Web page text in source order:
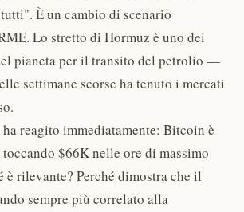
È un cambio di scenario
Lo stretto di Hormuz è uno dei
pianeta per il transito del petrolio —
settimane scorse ha tenuto i mercati
reagito immediatamente: Bitcoin è
$66K nelle ore di massimo
è rilevante? Perché dimostra che il
sempre più correlato alla